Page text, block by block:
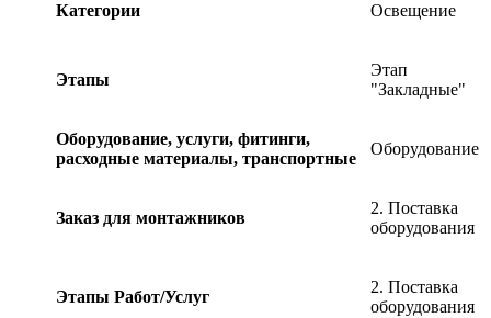
Категории Освещение
Этапы
Этап
"Закладные"
Оборудование, услуги, фитинги,
расходные материалы, транспортные
Оборудование
Заказ для монтажников
2. Поставка
оборудования
Этапы Работ/Услуг
2. Поставка
оборудования